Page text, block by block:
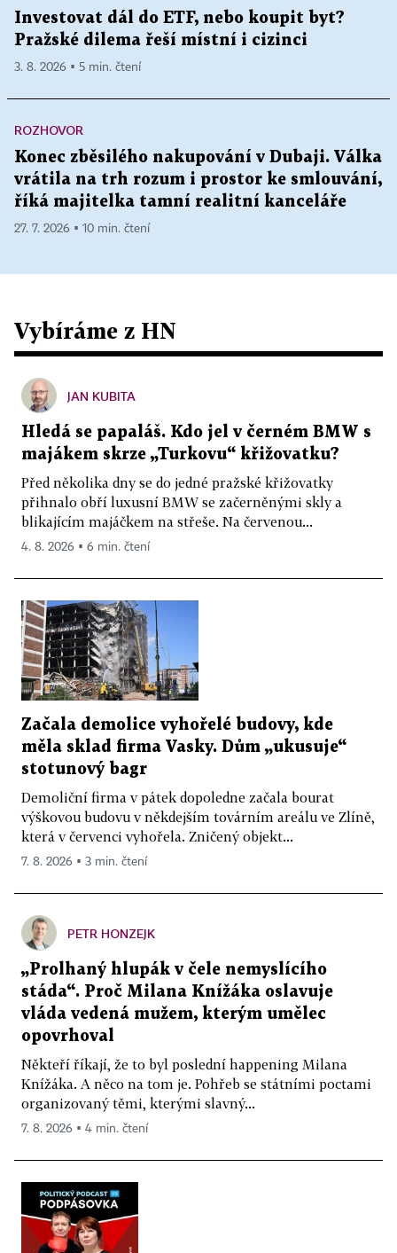
Investovat dál do ETF, nebo koupit byt?
Pražské dilema řeší místní i cizinci
3. 8. 2026 ▪ 5 min. čtení
ROZHOVOR
Konec zběsilého nakupování v Dubaji. Válka
vrátila na trh rozum i prostor ke smlouvání,
říká majitelka tamní realitní kanceláře
27. 7. 2026 ▪ 10 min. čtení
Vybíráme z HN
JAN KUBITA
Hledá se papaláš. Kdo jel v černém BMW s
majákem skrze „Turkovu“ křižovatku?
Před několika dny se do jedné pražské křižovatky
přihnalo obří luxusní BMW se začerněnými skly a
blikajícím majáčkem na střeše. Na červenou...
4. 8. 2026 ▪ 6 min. čtení
Začala demolice vyhořelé budovy, kde
měla sklad firma Vasky. Dům „ukusuje“
stotunový bagr
Demoliční firma v pátek dopoledne začala bourat
výškovou budovu v někdejším továrním areálu ve Zlíně,
která v červenci vyhořela. Zničený objekt...
7. 8. 2026 ▪ 3 min. čtení
PETR HONZEJK
„Prolhaný hlupák v čele nemyslícího
stáda“. Proč Milana Knížáka oslavuje
vláda vedená mužem, kterým umělec
opovrhoval
Někteří říkají, že to byl poslední happening Milana
Knížáka. A něco na tom je. Pohřeb se státními poctami
organizovaný těmi, kterými slavný...
7. 8. 2026 ▪ 4 min. čtení